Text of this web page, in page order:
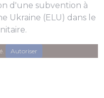
d'une subvention à
Ukraine (ELU) dans le
Autoriser